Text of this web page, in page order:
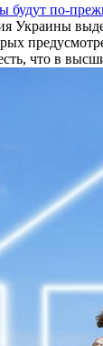
будут по-
Украины
что в